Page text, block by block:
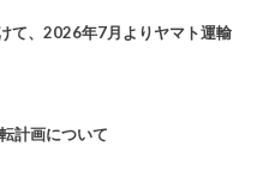
て、2026年7月よりヤマト運輸
計画について